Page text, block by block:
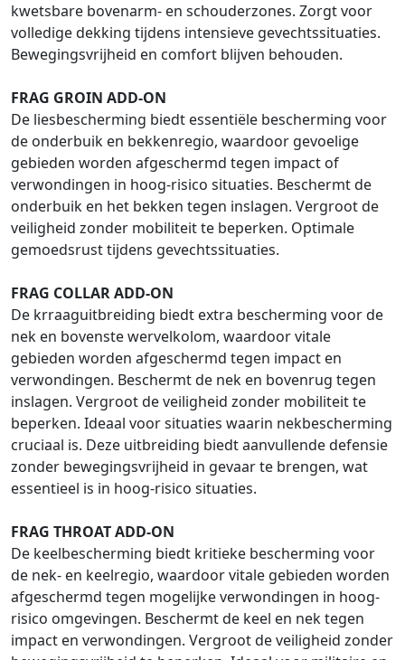
kwetsbare bovenarm- en schouderzones. Zorgt voor
volledige dekking tijdens intensieve gevechtssituaties.
Bewegingsvrijheid en comfort blijven behouden.
FRAG GROIN ADD-ON
De liesbescherming biedt essentiële bescherming voor
de onderbuik en bekkenregio, waardoor gevoelige
gebieden worden afgeschermd tegen impact of
verwondingen in hoog-risico situaties. Beschermt de
onderbuik en het bekken tegen inslagen. Vergroot de
veiligheid zonder mobiliteit te beperken. Optimale
gemoedsrust tijdens gevechtssituaties.
FRAG COLLAR ADD-ON
De krraaguitbreiding biedt extra bescherming voor de
nek en bovenste wervelkolom, waardoor vitale
gebieden worden afgeschermd tegen impact en
verwondingen. Beschermt de nek en bovenrug tegen
inslagen. Vergroot de veiligheid zonder mobiliteit te
beperken. Ideaal voor situaties waarin nekbescherming
cruciaal is. Deze uitbreiding biedt aanvullende defensie
zonder bewegingsvrijheid in gevaar te brengen, wat
essentieel is in hoog-risico situaties.
FRAG THROAT ADD-ON
De keelbescherming biedt kritieke bescherming voor
de nek- en keelregio, waardoor vitale gebieden worden
afgeschermd tegen mogelijke verwondingen in hoog-
risico omgevingen. Beschermt de keel en nek tegen
impact en verwondingen. Vergroot de veiligheid zonder